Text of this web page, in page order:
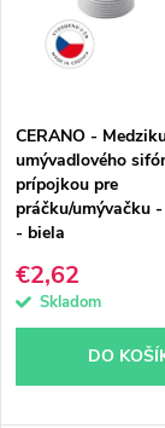
CERANO -
umývadlového
prípojkou pre
práčku/umývačku
- biela
€2,62
Skladom
DO